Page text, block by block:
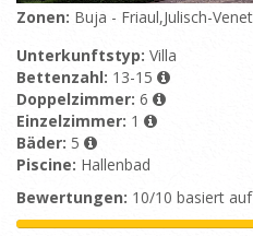
Zonen: Buja - Friaul,Julisch-
Unterkunftstyp: Villa
Bettenzahl: 13-15
Doppelzimmer: 6
Einzelzimmer: 1
Bäder: 5
Piscine: Hallenbad
Bewertungen: 10/10 basiert